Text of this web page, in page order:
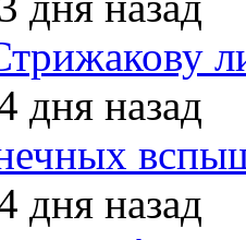
дня назад
дня назад